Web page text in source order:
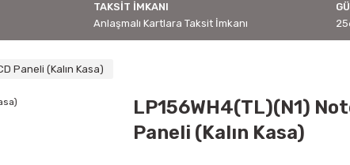
TAKSİT İMKANI
Anlaşmalı Kartlara Taksit İmkanı
Paneli (Kalın Kasa)
LP156WH4(TL)(N1)
Paneli (Kalın Kasa)